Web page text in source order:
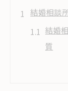
結婚相談
結婚
質
川崎